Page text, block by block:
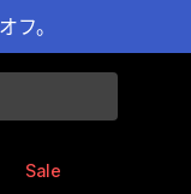
フ。
Sale